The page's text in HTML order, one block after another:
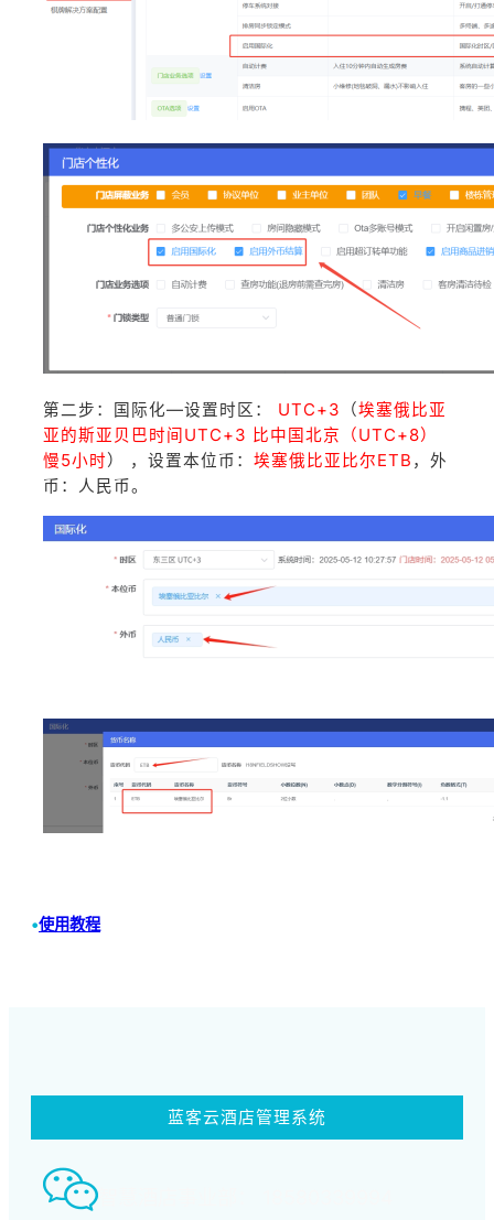
第二步：国际化—设置时区： UTC+3 （埃塞俄比亚
亚的斯亚贝巴时间UTC+3 比中国北京（UTC+8）
慢5小时） ，设置本位币： 埃塞俄比亚比尔ETB ，外
币：人民币。
•使用教程
蓝客云酒店管理系统
智慧酒店事业部： 18580339994